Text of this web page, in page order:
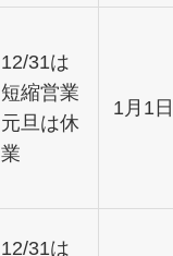
12/31は
短縮営業
元旦は休
業
1月1日
12/31は